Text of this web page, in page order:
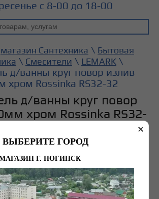
с 8-00 до 18-00
магазин Сантехника \ Бытовая
\ Смесители \ LEMARK \
д/ванны круг повор излив
хром Rossinka RS32-32
д/ванны круг повор
хром Rossinka RS32-
ВЫБЕРИТЕ ГОРОД
Г. НОГИНСК